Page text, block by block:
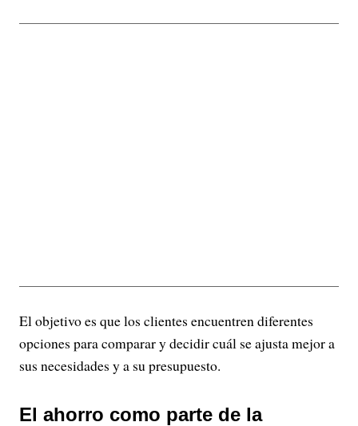
El objetivo es que los clientes encuentren diferentes
opciones para comparar y decidir cuál se ajusta mejor a
sus necesidades y a su presupuesto.
El ahorro como parte de la